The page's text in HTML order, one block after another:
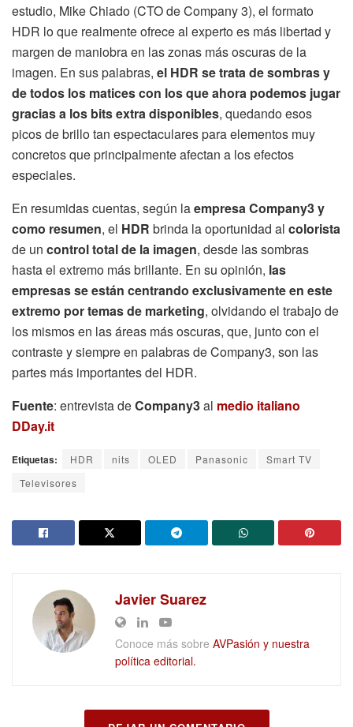
estudio, Mike Chiado (CTO de Company 3), el formato
HDR lo que realmente ofrece al experto es más libertad y
margen de maniobra en las zonas más oscuras de la
imagen. En sus palabras, el HDR se trata de sombras y
de todos los matices con los que ahora podemos jugar
gracias a los bits extra disponibles, quedando esos
picos de brillo tan espectaculares para elementos muy
concretos que principalmente afectan a los efectos
especiales.
En resumidas cuentas, según laempresa Company3 y
como resumen, el HDR brinda la oportunidad al colorista
de un control total de la imagen, desde las sombras
hasta el extremo más brillante. En su opinión, las
empresas se están centrando exclusivamente en este
extremo por temas de marketing, olvidando el trabajo de
los mismos en las áreas más oscuras, que, junto con el
contraste y siempre en palabras de Company3, son las
partes más importantes del HDR.
Fuente: entrevista deCompany3al medio italiano
DDay.it
Etiquetas: HDR nits OLED Panasonic
Smart TV
Televisores
Javier Suarez
Conoce más sobre AVPasión y nuestra
política editorial.